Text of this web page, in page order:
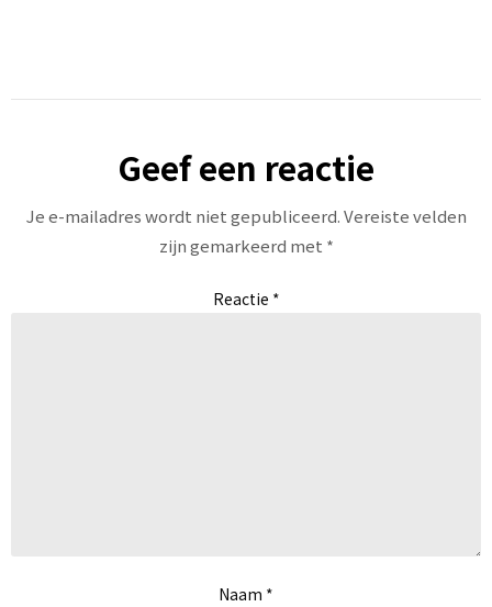
Geef een reactie
Je e-mailadres wordt niet gepubliceerd.Vereiste velden
zijn gemarkeerd met *
Reactie *
Naam *